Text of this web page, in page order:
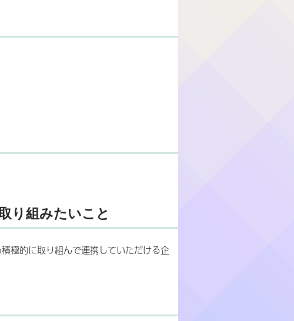
り組みたいこと
極的に取り組んで連携していただける企